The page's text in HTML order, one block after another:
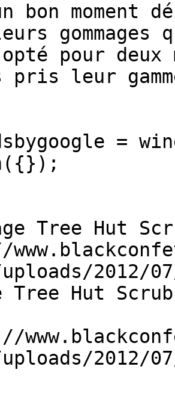
bon
pour
pris leur
Tree Hut
2012/
Tree Hut
2012/